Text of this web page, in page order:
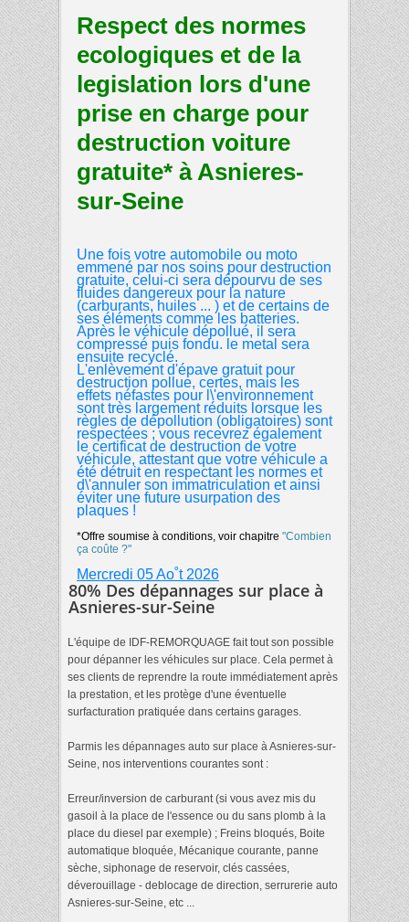
Respect des normes
ecologiques et de la
legislation lors d'une
prise en charge pour
destruction voiture
gratuite* à Asnieres-
sur-Seine
Une fois votre automobile ou moto
emmené par nos soins pour destruction
gratuite, celui-ci sera dépourvu de ses
fluides dangereux pour la nature
(carburants, huiles ... ) et de certains de
ses éléments comme les batteries.
Après le véhicule dépollué, il sera
compressé puis fondu. le metal sera
ensuite recyclé.
L'enlèvement d'épave gratuit pour
destruction pollue, certes, mais les
effets néfastes pour l\'environnement
sont très largement réduits lorsque les
règles de dépollution (obligatoires) sont
respectées ; vous recevrez également
le certificat de destruction de votre
véhicule, attestant que votre véhicule a
été détruit en respectant les normes et
d\'annuler son immatriculation et ainsi
éviter une future usurpation des
plaques !
*Offre soumise à conditions, voir chapitre "Combien
ça coûte ?"
Mercredi 05 Ao˚t 2026
80% Des dépannages sur place à
Asnieres-sur-Seine
L'équipe de IDF-REMORQUAGE fait tout son possible
pour dépanner les véhicules sur place. Cela permet à
ses clients de reprendre la route immédiatement après
la prestation, et les protège d'une éventuelle
surfacturation pratiquée dans certains garages.
Parmis les dépannages auto sur place à Asnieres-sur-
Seine, nos interventions courantes sont :
Erreur/inversion de carburant (si vous avez mis du
gasoil à la place de l'essence ou du sans plomb à la
place du diesel par exemple) ; Freins bloqués, Boite
automatique bloquée, Mécanique courante, panne
sèche, siphonage de reservoir, clés cassées,
déverouillage - deblocage de direction, serrurerie auto
Asnieres-sur-Seine, etc ...